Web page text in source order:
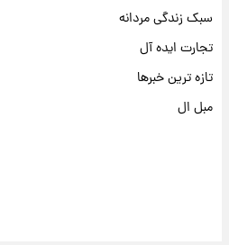
سبک زندگی مردانه
تجارت ایده آل
تازه ترین خبرها
مبل ال